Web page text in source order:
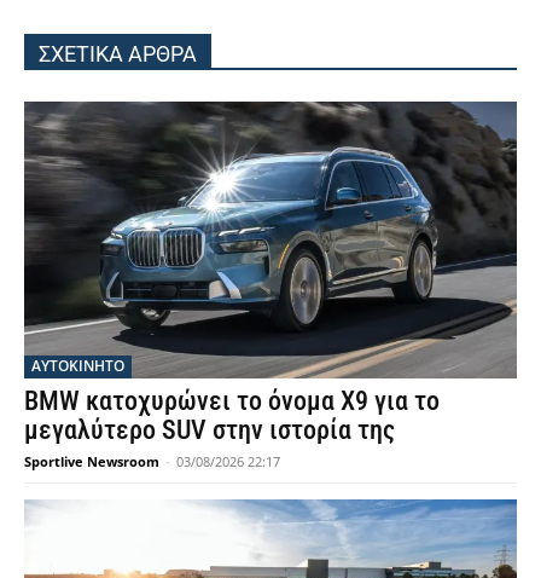
ΣΧΕΤΙΚΑ ΑΡΘΡΑ
ΑΥΤΟΚΙΝΗΤΟ
BMW κατοχυρώνει το όνομα X9 για το
μεγαλύτερο SUV στην ιστορία της
Sportlive Newsroom - 03/08/2026 22:17